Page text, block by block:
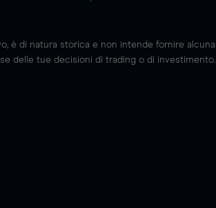
è di natura storica e non intende fornire alcuna
delle tue decisioni di trading o di investimento.